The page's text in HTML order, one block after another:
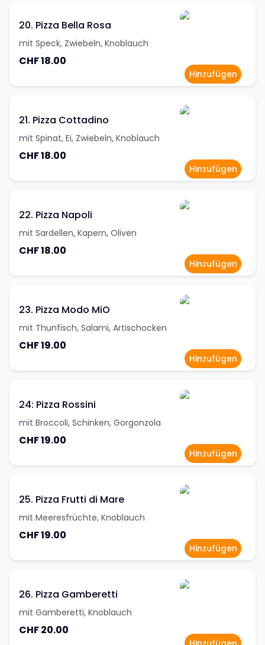
20. Pizza Bella Rosa
mit Speck, Zwiebeln, Knoblauch
CHF 18.00
Hinzufügen
21. Pizza Cottadino
mit Spinat, Ei, Zwiebeln, Knoblauch
CHF 18.00
Hinzufügen
22. Pizza Napoli
mit Sardellen, Kapern, Oliven
CHF 18.00
Hinzufügen
23. Pizza Modo MiO
mit Thunfisch, Salami, Artischocken
CHF 19.00
Hinzufügen
24: Pizza Rossini
mit Broccoli, Schinken, Gorgonzola
CHF 19.00
Hinzufügen
25. Pizza Frutti di Mare
mit Meeresfrüchte, Knoblauch
CHF 19.00
Hinzufügen
26. Pizza Gamberetti
mit Gamberetti, Knoblauch
CHF 20.00